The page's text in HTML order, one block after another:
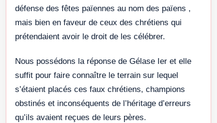
défense des fêtes païennes au nom des païens ,
mais bien en faveur de ceux des chrétiens qui
prétendaient avoir le droit de les célébrer.
Nous possédons la réponse de Gélase Ier et elle
suffit pour faire connaître le terrain sur lequel
s’étaient placés ces faux chrétiens, champions
obstinés et inconséquents de l’héritage d’erreurs
qu’ils avaient reçues de leurs pères.